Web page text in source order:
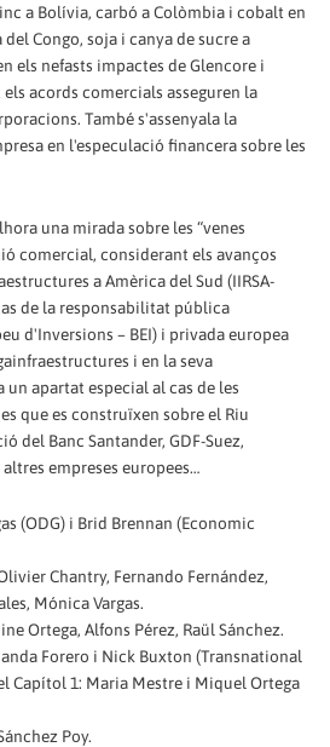
a Bolívia, carbó a Colòmbia i cobalt en
Congo, soja i canya de sucre a
els nefasts impactes de Glencore i
acords comercials asseguren la
També s'assenyala la
en l'especulació financera sobre les
una mirada sobre les “venes
comercial, considerant els avanços
a Amèrica del Sud (IIRSA-
de la responsabilitat pública
d'Inversions – BEI) i privada europea
i en la seva
apartat especial al cas de les
que es construïxen sobre el Riu
del Banc Santander, GDF-Suez,
empreses europees…
(ODG) i Brid Brennan (Economic
Chantry, Fernando Fernández,
Mónica Vargas.
Ortega, Alfons Pérez, Raül Sánchez.
Forero i Nick Buxton (Transnational
Capítol 1: Maria Mestre i Miquel Ortega
Poy.